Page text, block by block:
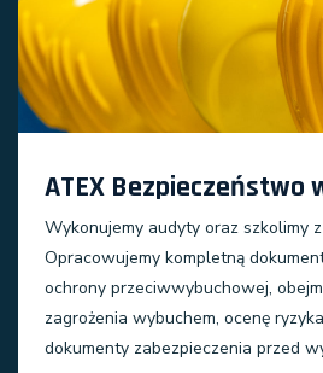
ATEX Bezpieczeństwo
Wykonujemy audyty oraz szkolimy
Opracowujemy kompletną
ochrony przeciwwybuchowej,
zagrożenia wybuchem, ocenę
dokumenty zabezpieczenia przed